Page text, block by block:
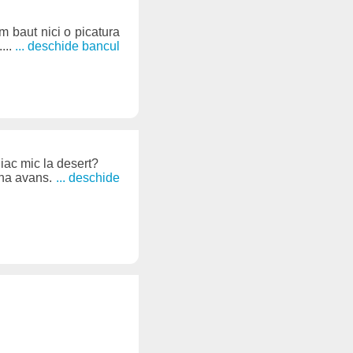
baut nici o picatura
... deschide bancul
mic la desert?
avans. ... deschide